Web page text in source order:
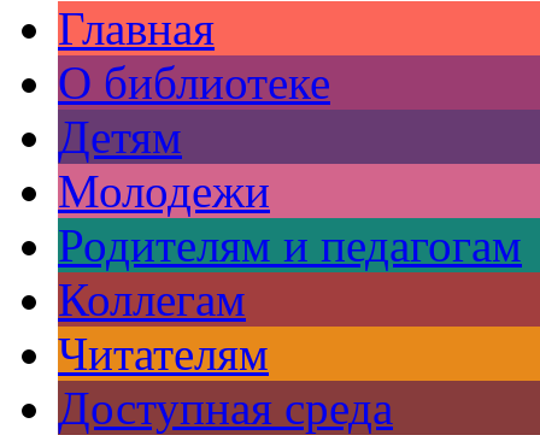
Главная
О библиотеке
Детям
Молодежи
Родителям и педагогам
Коллегам
Читателям
Доступная среда